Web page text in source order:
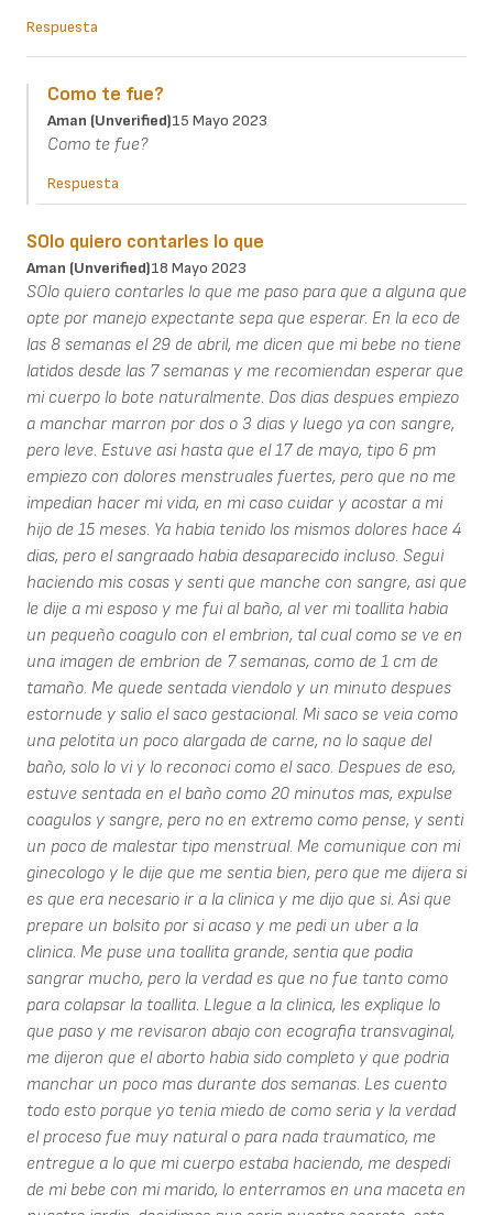
Respuesta
Como te fue?
Aman (unverified)15 Mayo 2023
Como te fue?
Respuesta
SOlo quiero contarles lo que
Aman (unverified)18 Mayo 2023
SOlo quiero contarles lo que me paso para que a alguna que
opte por manejo expectante sepa que esperar. En la eco de
las 8 semanas el 29 de abril, me dicen que mi bebe no tiene
latidos desde las 7 semanas y me recomiendan esperar que
mi cuerpo lo bote naturalmente. Dos dias despues empiezo
a manchar marron por dos o 3 dias y luego ya con sangre,
pero leve. Estuve asi hasta que el 17 de mayo, tipo 6 pm
empiezo con dolores menstruales fuertes, pero que no me
impedian hacer mi vida, en mi caso cuidar y acostar a mi
hijo de 15 meses. Ya habia tenido los mismos dolores hace 4
dias, pero el sangraado habia desaparecido incluso. Segui
haciendo mis cosas y senti que manche con sangre, asi que
le dije a mi esposo y me fui al baño, al ver mi toallita habia
un pequeño coagulo con el embrion, tal cual como se ve en
una imagen de embrion de 7 semanas, como de 1 cm de
tamaño. Me quede sentada viendolo y un minuto despues
estornude y salio el saco gestacional. Mi saco se veia como
una pelotita un poco alargada de carne, no lo saque del
baño, solo lo vi y lo reconoci como el saco. Despues de eso,
estuve sentada en el baño como 20 minutos mas, expulse
coagulos y sangre, pero no en extremo como pense, y senti
un poco de malestar tipo menstrual. Me comunique con mi
ginecologo y le dije que me sentia bien, pero que me dijera si
es que era necesario ir a la clinica y me dijo que si. Asi que
prepare un bolsito por si acaso y me pedi un uber a la
clinica. Me puse una toallita grande, sentia que podia
sangrar mucho, pero la verdad es que no fue tanto como
para colapsar la toallita. Llegue a la clinica, les explique lo
que paso y me revisaron abajo con ecografia transvaginal,
me dijeron que el aborto habia sido completo y que podria
manchar un poco mas durante dos semanas. Les cuento
todo esto porque yo tenia miedo de como seria y la verdad
el proceso fue muy natural o para nada traumatico, me
entregue a lo que mi cuerpo estaba haciendo, me despedi
de mi bebe con mi marido, lo enterramos en una maceta en